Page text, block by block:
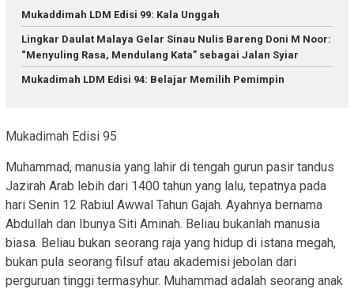
Mukaddimah LDM Edisi 99: Kala Unggah
Lingkar Daulat Malaya Gelar Sinau Nulis Bareng Doni M Noor:
“Menyuling Rasa, Mendulang Kata” sebagai Jalan Syiar
Mukadimah LDM Edisi 94: Belajar Memilih Pemimpin
Mukadimah Edisi 95
Muhammad, manusia yang lahir di tengah gurun pasir tandus
Jazirah Arab lebih dari 1400 tahun yang lalu, tepatnya pada
hari Senin 12 Rabiul Awwal Tahun Gajah. Ayahnya bernama
Abdullah dan Ibunya Siti Aminah. Beliau bukanlah manusia
biasa. Beliau bukan seorang raja yang hidup di istana megah,
bukan pula seorang filsuf atau akademisi jebolan dari
perguruan tinggi termasyhur. Muhammad adalah seorang anak